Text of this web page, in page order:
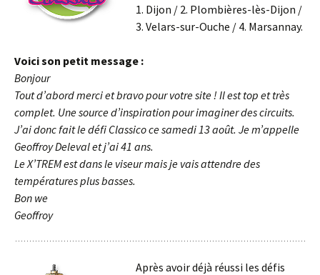
1. Dijon / 2. Plombières-lès-Dijon /
3. Velars-sur-Ouche / 4. Marsannay.
Voici son petit message :
Bonjour
Tout d’abord merci et bravo pour votre site ! Il est top et très
complet. Une source d’inspiration pour imaginer des circuits.
J’ai donc fait le défi Classico ce samedi 13 août. Je m’appelle
Geoffroy Deleval et j’ai 41 ans.
Le X’TREM est dans le viseur mais je vais attendre des
températures plus basses.
Bon we
Geoffroy
Après avoir déjà réussi les défis